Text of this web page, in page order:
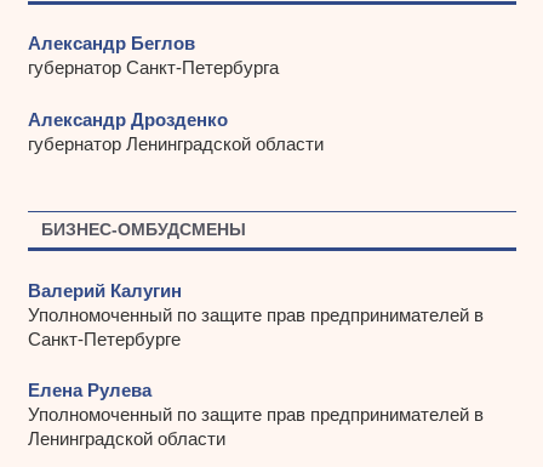
Александр Беглов
губернатор Санкт-Петербурга
Александр Дрозденко
губернатор Ленинградской области
БИЗНЕС-ОМБУДСМЕНЫ
Валерий Калугин
Уполномоченный по защите прав предпринимателей в
Санкт-Петербурге
Елена Рулева
Уполномоченный по защите прав предпринимателей в
Ленинградской области